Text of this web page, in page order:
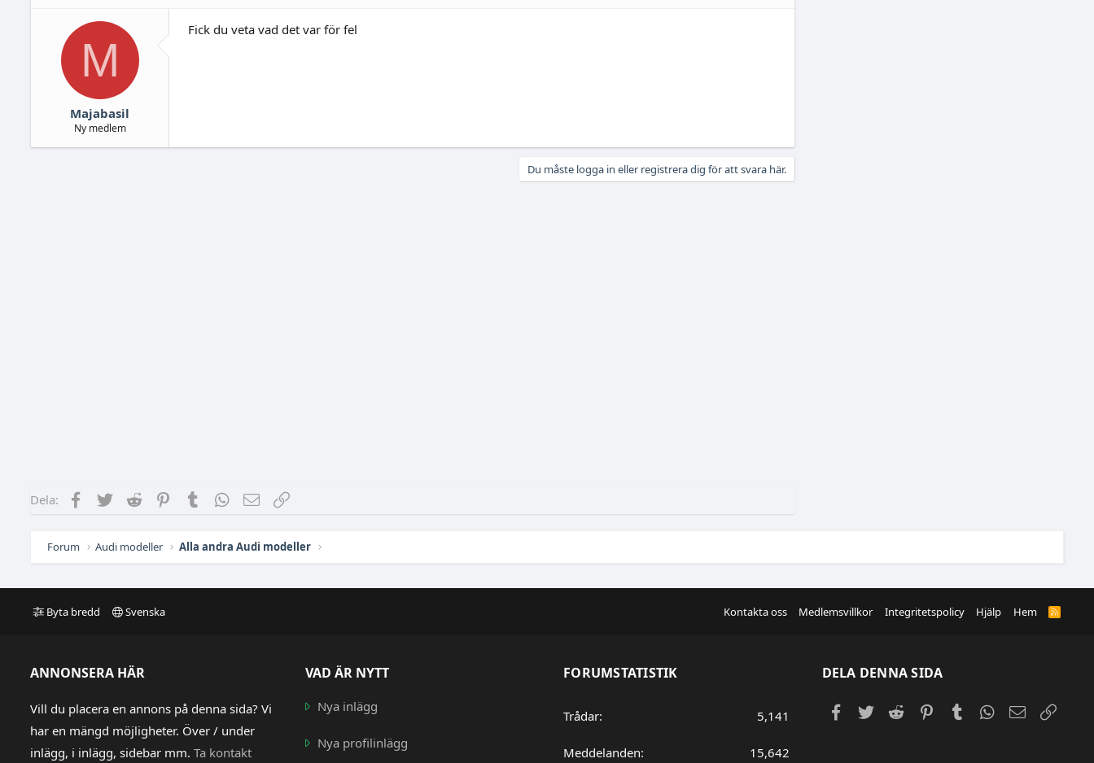
M
Majabasil
Ny medlem
Fick du veta vad det var för fel
Du måste logga in eller registrera dig för att svara här.
Dela: Facebook
TwitterReddit PinterestTumblrWhatsApp
E-postLänk
Forum Audi modeller Alla andra Audi modeller
Byta bredd Svenska Kontakta oss Medlemsvillkor Integritetspolicy Hjälp Hem
R
ANNONSERA HÄR
Vill du placera en annons på denna sida? Vi
har en mängd möjligheter. Över / under
inlägg, i inlägg, sidebar mm. Ta kontakt
VAD ÄR NYTT
Nya inlägg
Nya profilinlägg
FORUMSTATISTIK
Trådar 5,141
Meddelanden 15,642
DELA DENNA SIDA
Facebook
TwitterReddit PinterestTumblrWhatsApp
E-postLänk